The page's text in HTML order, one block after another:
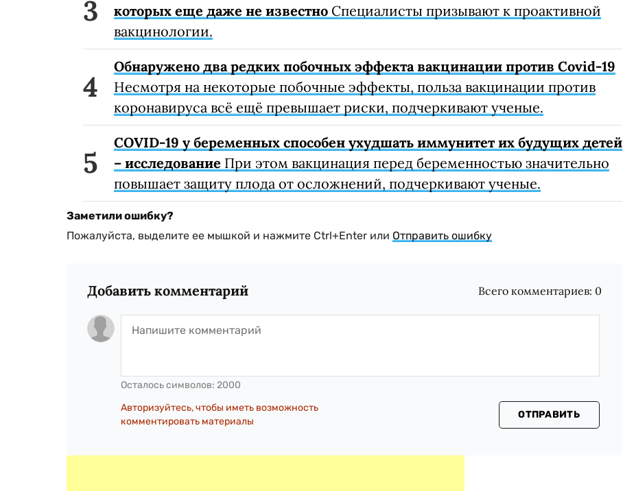
которых еще даже не известно Специалисты призывают к проактивной
вакцинологии.
Обнаружено два редких побочных эффекта вакцинации против Covid-19
Несмотря на некоторые побочные эффекты, польза вакцинации против
коронавируса всё ещё превышает риски, подчеркивают ученые.
COVID-19 у беременных способен ухудшать иммунитет их будущих детей
– исследование При этом вакцинация перед беременностью значительно
повышает защиту плода от осложнений, подчеркивают ученые.
Заметили ошибку?
Пожалуйста, выделите ее мышкой и нажмите Ctrl+Enter или Отправить ошибку
Добавить комментарий Всего комментариев: 0
Осталось символов: 2000
Авторизуйтесь, чтобы иметь возможность
комментировать материалы
ОТПРАВИТЬ